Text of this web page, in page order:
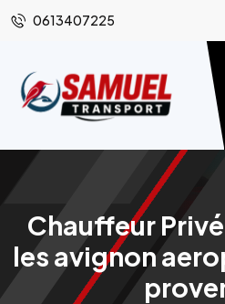
0613407225
Chauffeur
les avignon